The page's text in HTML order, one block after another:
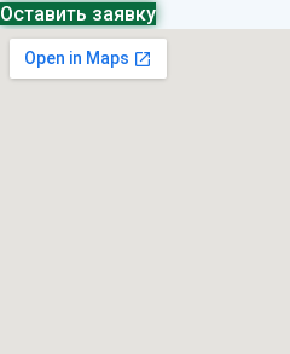
Оставить заявку